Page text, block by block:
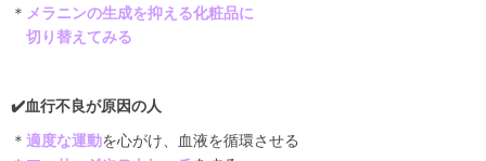
＊ メラニンの生成を抑える化粧品に
切り替えてみる
✔️血行不良が原因の人
＊ 適度な運動を心がけ、血液を循環させる